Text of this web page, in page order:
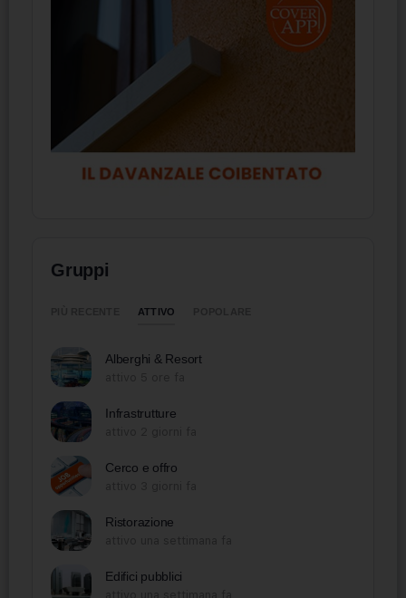
Gruppi
ATTIVO
Alberghi & Resort
Infrastrutture
Cerco e offro
Ristorazione
Edifici pubblici